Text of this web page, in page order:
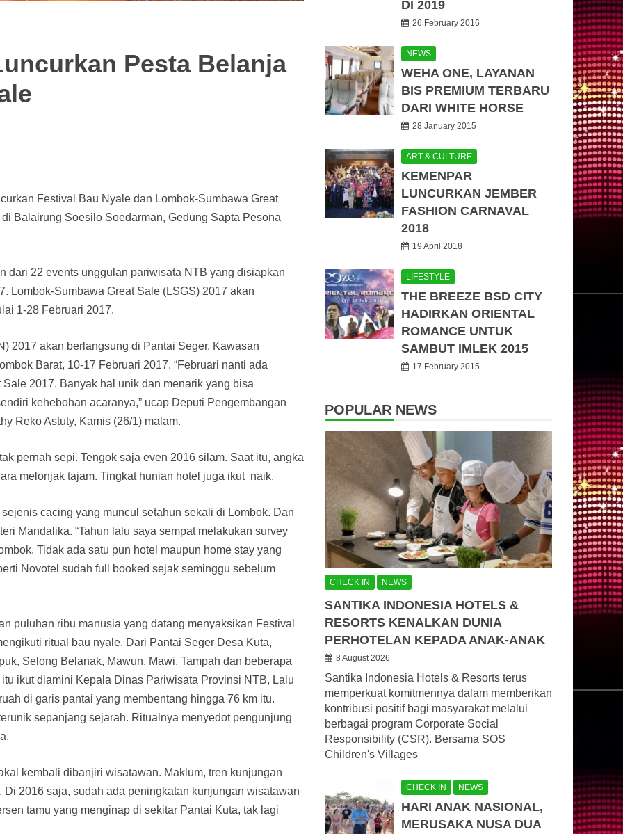
Pesta Belanja
Festival Bau Nyale dan Lombok-Sumbawa Great
Balairung Soesilo Soedarman, Gedung Sapta Pesona
dari 22 events unggulan pariwisata NTB yang disiapkan
Lombok-Sumbawa Great Sale (LSGS) 2017 akan
1-28 Februari 2017.
2017 akan berlangsung di Pantai Seger, Kawasan
Barat, 10-17 Februari 2017. “Februari nanti ada
2017. Banyak hal unik dan menarik yang bisa
kehebohan acaranya,” ucap Deputi Pengembangan
Reko Astuty, Kamis (26/1) malam.
pernah sepi. Tengok saja even 2016 silam. Saat itu, angka
melonjak tajam. Tingkat hunian hotel juga ikut naik.
cacing yang muncul setahun sekali di Lombok. Dan
Mandalika. “Tahun lalu saya sempat melakukan survey
Tidak ada satu pun hotel maupun home stay yang
Novotel sudah full booked sejak seminggu sebelum
puluhan ribu manusia yang datang menyaksikan Festival
ritual bau nyale. Dari Pantai Seger Desa Kuta,
Selong Belanak, Mawun, Mawi, Tampah dan beberapa
ikut diamini Kepala Dinas Pariwisata Provinsi NTB, Lalu
di garis pantai yang membentang hingga 76 km itu.
sepanjang sejarah. Ritualnya menyedot pengunjung
kembali dibanjiri wisatawan. Maklum, tren kunjungan
2016 saja, sudah ada peningkatan kunjungan wisatawan
tamu yang menginap di sekitar Pantai Kuta, tak lagi
DI 2019
26 February 2016
NEWS
WEHA ONE, LAYANAN
BIS PREMIUM TERBARU
DARI WHITE HORSE
28 January 2015
ART & CULTURE
KEMENPAR
LUNCURKAN JEMBER
FASHION CARNAVAL
2018
19 April 2018
LIFESTYLE
THE BREEZE BSD CITY
HADIRKAN ORIENTAL
ROMANCE UNTUK
SAMBUT IMLEK 2015
17 February 2015
POPULAR NEWS
CHECK IN NEWS
SANTIKA INDONESIA HOTELS &
RESORTS KENALKAN DUNIA
PERHOTELAN KEPADA ANAK-ANAK
8 August 2026
Santika Indonesia Hotels & Resorts terus
memperkuat komitmennya dalam memberikan
kontribusi positif bagi masyarakat melalui
berbagai program Corporate Social
Responsibility (CSR). Bersama SOS
Children's Villages
CHECK IN NEWS
HARI ANAK NASIONAL,
MERUSAKA NUSA DUA